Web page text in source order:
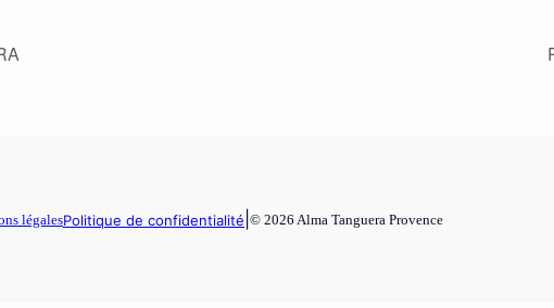
légalesPolitique de confidentialité © 2026 Alma Tanguera Provence